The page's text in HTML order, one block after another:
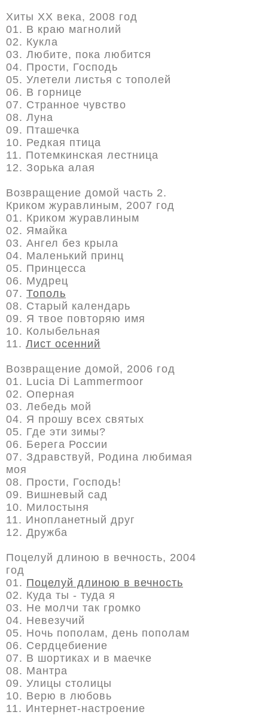
Хиты ХХ века, 2008 год
01. В краю магнолий
02. Кукла
03. Любите, пока любится
04. Прости, Господь
05. Улетели листья с тополей
06. В горнице
07. Странное чувство
08. Луна
09. Пташечка
10. Редкая птица
11. Потемкинская лестница
12. Зорька алая
Возвращение домой часть 2.
Криком журавлиным, 2007 год
01. Криком журавлиным
02. Ямайка
03. Ангел без крыла
04. Маленький принц
05. Принцесса
06. Мудрец
07. Тополь
08. Старый календарь
09. Я твое повторяю имя
10. Колыбельная
11. Лист осенний
Возвращение домой, 2006 год
01. Lucia Di Lammermoor
02. Оперная
03. Лебедь мой
04. Я прошу всех святых
05. Где эти зимы?
06. Берега России
07. Здравствуй, Родина любимая
моя
08. Прости, Господь!
09. Вишневый сад
10. Милостыня
11. Инопланетный друг
12. Дружба
Поцелуй длиною в вечность, 2004
год
01. Поцелуй длиною в вечность
02. Куда ты - туда я
03. Не молчи так громко
04. Невезучий
05. Ночь пополам, день пополам
06. Сердцебиение
07. В шортиках и в маечке
08. Мантра
09. Улицы столицы
10. Верю в любовь
11. Интернет-настроение